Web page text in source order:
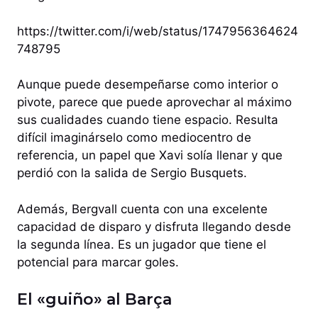
https://twitter.com/i/web/status/1747956364624
748795
Aunque puede desempeñarse como interior o
pivote, parece que puede aprovechar al máximo
sus cualidades cuando tiene espacio. Resulta
difícil imaginárselo como mediocentro de
referencia, un papel que Xavi solía llenar y que
perdió con la salida de Sergio Busquets.
Además, Bergvall cuenta con una excelente
capacidad de disparo y disfruta llegando desde
la segunda línea. Es un jugador que tiene el
potencial para marcar goles.
El «guiño» al Barça